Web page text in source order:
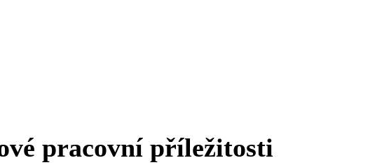
pracovní příležitosti